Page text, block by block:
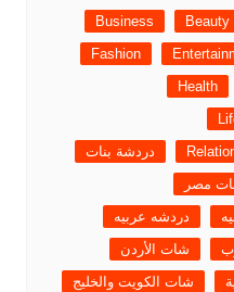
Beauty
Business
Fashion
Health
دردشة بنات
مصر
دردشه عربيه
شات الأردن
شات الكويت والخليج